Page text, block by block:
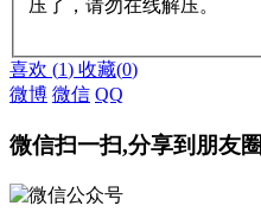
压了，请勿在线解压。
喜欢 (1) 收藏(0)
微博 微信 QQ
微信扫一扫,分享到朋友圈